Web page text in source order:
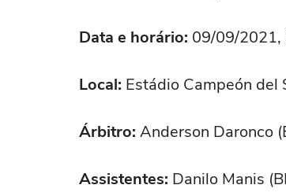
Data e horário: 09/09/2021,
Local: Estádio Campeón del
Árbitro: Anderson Daronco
Assistentes: Danilo Manis